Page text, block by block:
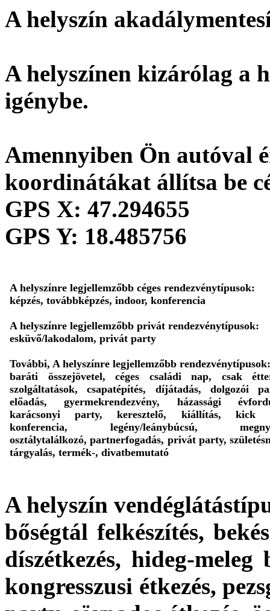
A helyszín
A helyszínen kizárólag a
igénybe.
Amennyiben Ön autóval
koordinátákat állítsa be
GPS X: 47.294655
GPS Y: 18.485756
A helyszínre legjellemzőbb céges rendezvénytípusok:
képzés, továbbképzés, indoor, konferencia
A helyszínre legjellemzőbb privát rendezvénytípusok:
esküvő/lakodalom, privát party
További, A helyszínre legjellemzőbb rendezvénytípusok:
baráti összejövetel, céges családi nap, csak
szolgáltatások, csapatépítés, díjátadás, dolgozói
előadás, gyermekrendezvény, házassági
karácsonyi party, keresztelő, kiállítás, kick
konferencia, legény/leánybúcsú,
osztálytalálkozó, partnerfogadás, privát party,
tárgyalás, termék-, divatbemutató
A helyszín
bőségtál felkészítés,
díszétkezés, hideg-
kongresszusi étkezés,